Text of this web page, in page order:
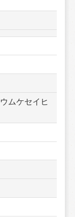
ムケセイヒ